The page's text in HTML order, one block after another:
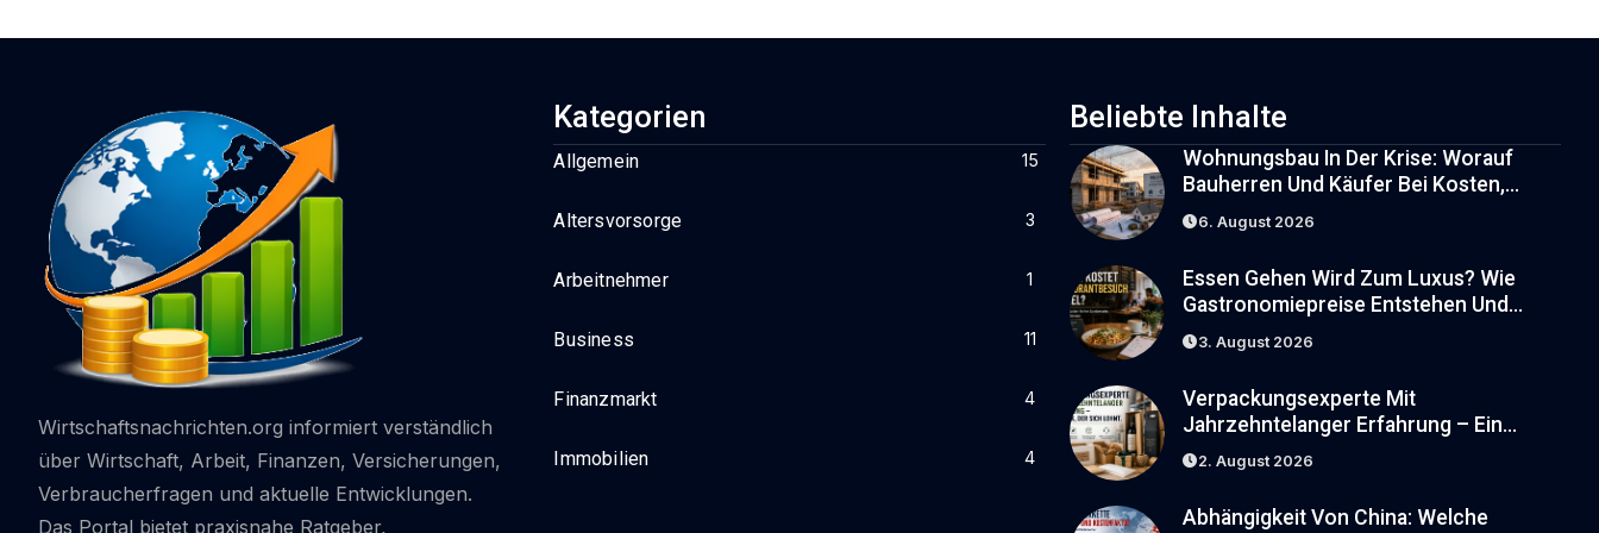
Wirtschaftsnachrichten.org informiert verständlich
über Wirtschaft, Arbeit, Finanzen, Versicherungen,
Verbraucherfragen und aktuelle Entwicklungen.
Das Portal bietet praxisnahe Ratgeber,
Kategorien
Allgemein 15
Altersvorsorge 3
Arbeitnehmer 1
Business 11
Finanzmarkt 4
Immobilien 4
Beliebte Inhalte
Wohnungsbau In Der Krise: Worauf
Bauherren Und Käufer Bei Kosten,
Finanzierung Und Zeitplan Achten
Sollten
6. August 2026
Essen Gehen Wird Zum Luxus? Wie
Gastronomiepreise Entstehen Und
Worauf Gäste Achten Können
3. August 2026
Verpackungsexperte Mit
Jahrzehntelanger Erfahrung – Ein
Blick, Der Sich Lohnt
2. August 2026
Abhängigkeit Von China: Welche